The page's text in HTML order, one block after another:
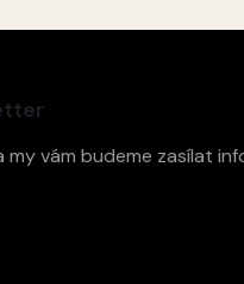
my vám budeme zasílat